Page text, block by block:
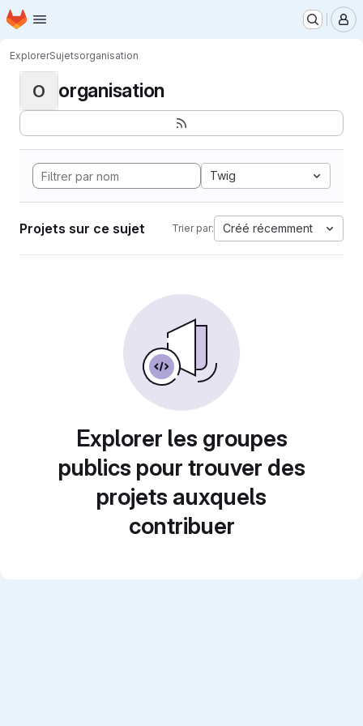
Passer au contenu principal
Page d'accueil
ExplorerSujetsorganisation
O organisation
Twig
Projets sur ce sujet Trier par: Créé récemment
Explorer les groupes
publics pour trouver des
projets auxquels
contribuer